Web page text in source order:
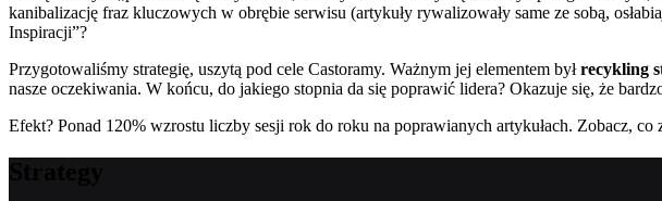
kanibalizację fraz kluczowych w obrębie serwisu (artykuły rywalizowały same ze sobą,
Inspiracji”?
Przygotowaliśmy strategię, uszytą pod cele Castoramy. Ważnym jej elementem byłrecykling
nasze oczekiwania. W końcu, do jakiego stopnia da się poprawić lidera? Okazuje się, że
Efekt? Ponad 120% wzrostu liczby sesji rok do roku na poprawianych artykułach. Zobacz,